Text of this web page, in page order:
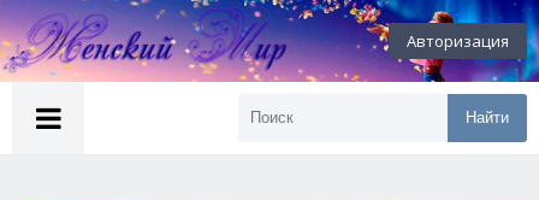
Авторизация
Найти